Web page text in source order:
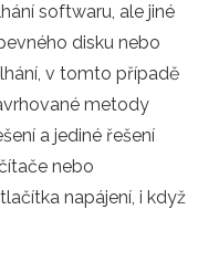
softwaru, ale jiné
disku nebo
v tomto případě
metody
a jediné řešení
nebo
napájení, i když